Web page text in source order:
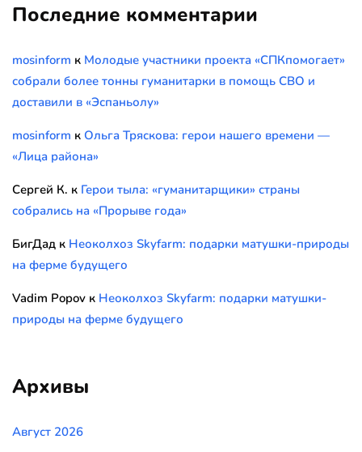
Последние комментарии
mosinform к Молодые участники проекта «СПКпомогает»
собрали более тонны гуманитарки в помощь СВО и
доставили в «Эспаньолу»
mosinform к Ольга Тряскова: герои нашего времени —
«Лица района»
Сергей К. к Герои тыла: «гуманитарщики» страны
собрались на «Прорыве года»
БигДад к Неоколхоз Skyfarm: подарки матушки-природы
на ферме будущего
Vadim Popov к Неоколхоз Skyfarm: подарки матушки-
природы на ферме будущего
Архивы
Август 2026